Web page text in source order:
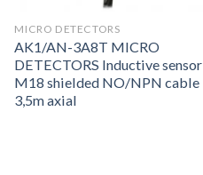
MICRO DETECTORS
AK1/AN-3A8T MICRO
DETECTORS Inductive sensor
M18 shielded NO/NPN cable
3,5m axial